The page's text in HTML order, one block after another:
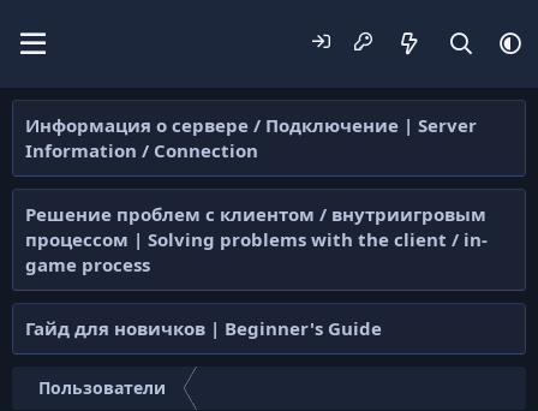
Информация о сервере / Подключение | Server
Information / Connection
Решение проблем с клиентом / внутриигровым
процессом | Solving problems with the client / in-
game process
Гайд для новичков | Beginner's Guide
Пользователи